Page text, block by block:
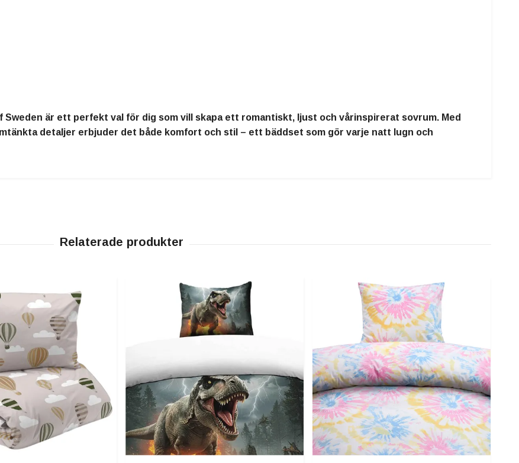
Sweden är ett perfekt val för dig som vill skapa ett romantiskt, ljust och vårinspirerat sovrum. Med
detaljer erbjuder det både komfort och stil – ett bäddset som gör varje natt lugn och